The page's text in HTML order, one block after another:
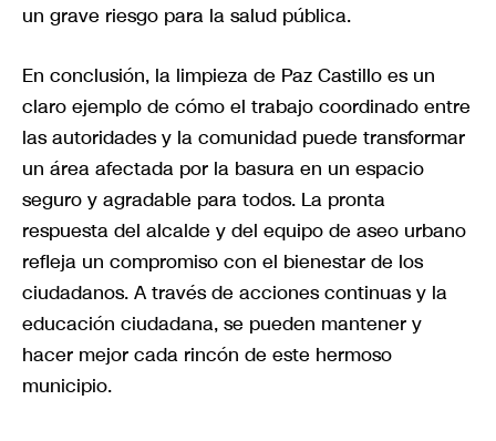
un grave riesgo para la salud pública.
En conclusión, la limpieza de Paz Castillo es un
claro ejemplo de cómo el trabajo coordinado entre
las autoridades y la comunidad puede transformar
un área afectada por la basura en un espacio
seguro y agradable para todos. La pronta
respuesta del alcalde y del equipo de aseo urbano
refleja un compromiso con el bienestar de los
ciudadanos. A través de acciones continuas y la
educación ciudadana, se pueden mantener y
hacer mejor cada rincón de este hermoso
municipio.